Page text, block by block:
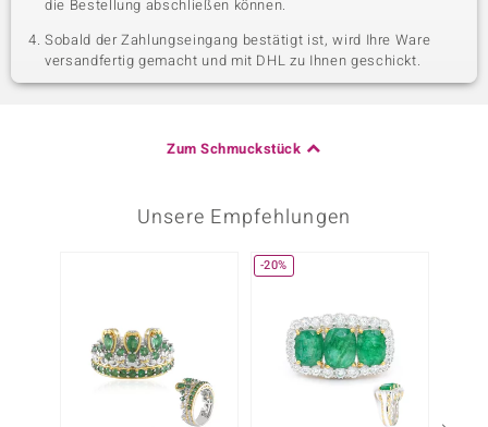
die Bestellung abschließen können.
Sobald der Zahlungseingang bestätigt ist, wird Ihre Ware
versandfertig gemacht und mit DHL zu Ihnen geschickt.
Zum Schmuckstück
Unsere Empfehlungen
-20%